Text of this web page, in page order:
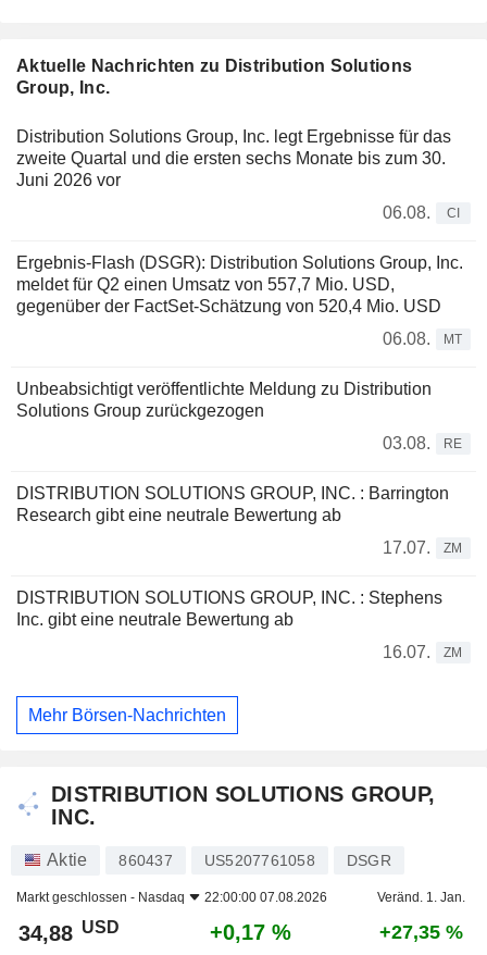
Aktuelle Nachrichten zu Distribution Solutions
Group, Inc.
Distribution Solutions Group, Inc. legt Ergebnisse für das
zweite Quartal und die ersten sechs Monate bis zum 30.
Juni 2026 vor
06.08.
CI
Ergebnis-Flash (DSGR): Distribution Solutions Group, Inc.
meldet für Q2 einen Umsatz von 557,7 Mio. USD,
gegenüber der FactSet-Schätzung von 520,4 Mio. USD
06.08.
MT
Unbeabsichtigt veröffentlichte Meldung zu Distribution
Solutions Group zurückgezogen
03.08.
RE
DISTRIBUTION SOLUTIONS GROUP, INC. : Barrington
Research gibt eine neutrale Bewertung ab
17.07.
ZM
DISTRIBUTION SOLUTIONS GROUP, INC. : Stephens
Inc. gibt eine neutrale Bewertung ab
16.07.
ZM
Mehr Börsen-Nachrichten
DISTRIBUTION SOLUTIONS GROUP,
INC.
Aktie 860437 US5207761058 DSGR
Markt geschlossen - Nasdaq 22:00:00 07.08.2026 Veränd. 1. Jan.
34,88 USD +0,17 % +27,35 %